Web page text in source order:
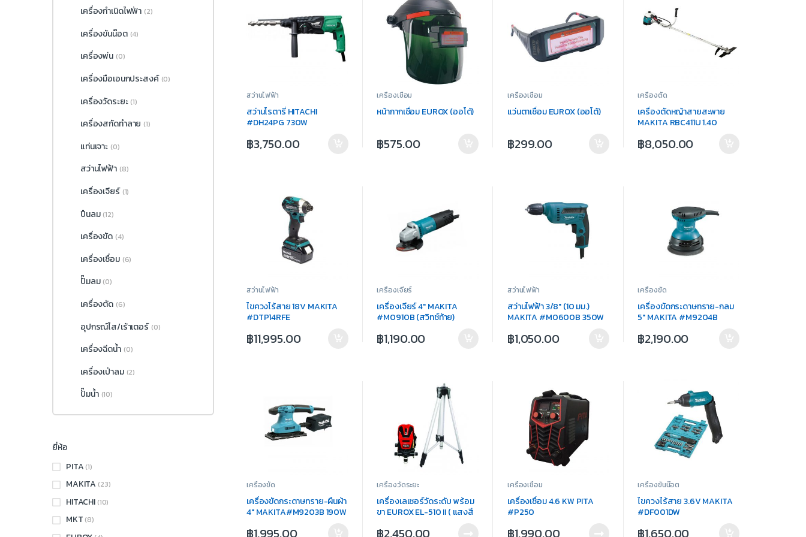
สว่านไฟฟ้า
สว่านโรตารี่ HITACHI
#DH24PG 730W
฿3,750.00
เครื่องเชื่อม
หน้ากากเชื่อม EUROX (ออโต้)
฿575.00
เครื่องเชื่อม
แว่นตาเชื่อม EUROX (ออโต้)
฿299.00
เครื่องตัด
เครื่องตัดหญ้าสายสะพาย
MAKITA RBC411U 1.40
฿8,050.00
สว่านไฟฟ้า
ไขควงไร้สาย 18V MAKITA
#DTP14RFE
฿11,995.00
เครื่องเจียร์
เครื่องเจียร์ 4″ MAKITA
#M0910B (สวิทช์ท้าย)
฿1,190.00
สว่านไฟฟ้า
สว่านไฟฟ้า 3/8″ (10 มม.)
MAKITA #M0600B 350W
฿1,050.00
เครื่องขัด
เครื่องขัดกระดาษทราย-กลม
5″ MAKITA #M9204B
฿2,190.00
เครื่องขัด
เครื่องขัดกระดาษทราย-ผืนผ้า
4″ MAKITA#M9203B 190W
฿1,995.00
เครื่องวัดระยะ
เครื่องเลเซอร์วัดระดับ พร้อม
ขา EUROX EL-510 II ( แสงสี
฿2,450.00
เครื่องเชื่อม
เครื่องเชื่อม 4.6 KW PITA
#P250
฿1,990.00
เครื่องขันน๊อต
ไขควงไร้สาย 3.6V MAKITA
#DF001DW
฿1,650.00
เครื่องกำเนิดไฟฟ้า (2)
เครื่องขันน๊อต (4)
เครื่องพ่น (0)
เครื่องมือเอนกประสงค์ (0)
เครื่องวัดระยะ (1)
เครื่องสกัดทำลาย (1)
แท่นเจาะ (0)
สว่านไฟฟ้า (8)
เครื่องเจียร์ (1)
ปืนลม (12)
เครื่องขัด (4)
เครื่องเชื่อม (6)
ปั๊มลม (0)
เครื่องตัด (6)
อุปกรณ์ไส/เร้าเตอร์ (0)
เครื่องฉีดน้ำ (0)
เครื่องเป่าลม (2)
ปั๊มน้ำ (10)
ยี่ห้อ
PITA (1)
MAKITA (23)
HITACHI (10)
MKT (8)